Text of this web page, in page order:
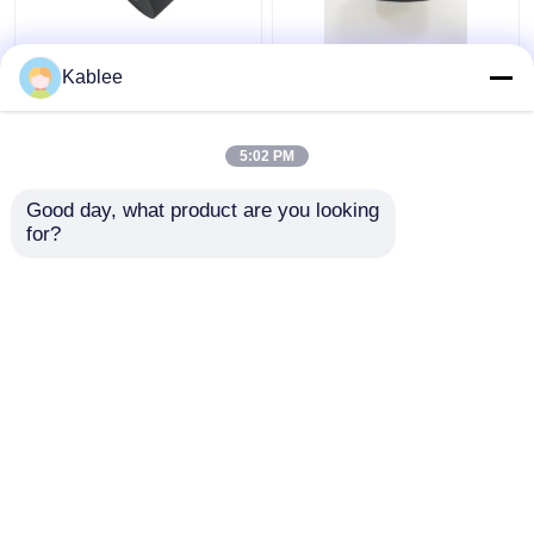
ऊन ऑटोमोटिव वायरिंग हार्नेस
टेप 0.31 मिमी मोटाई
Kablee
5:02 PM
Good day, what product are you looking
for?